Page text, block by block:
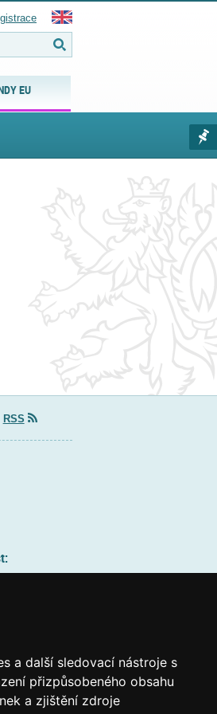
a další sledovací nástroje s
přizpůsobeného obsahu
a zjištění zdroje
EU
RSS